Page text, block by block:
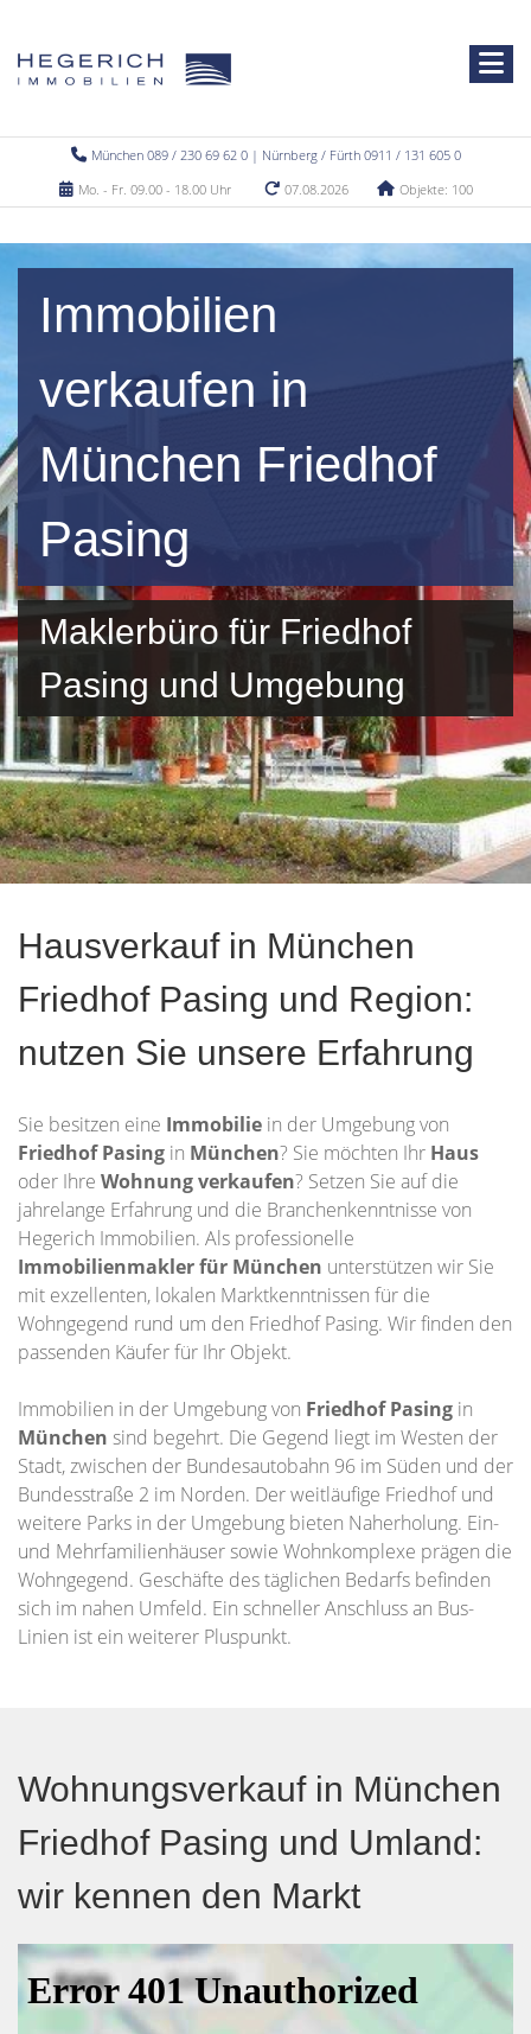
München 089 / 230 69 62 0 | Nürnberg / Fürth 0911 / 131 605 0
Mo. - Fr. 09.00 - 18.00 Uhr
07.08.2026 Objekte: 100
Immobilien
verkaufen in
München Friedhof
Pasing
Maklerbüro für Friedhof
Pasing und Umgebung
Hausverkauf in München
Friedhof Pasing und Region:
nutzen Sie unsere Erfahrung
Sie besitzen eine Immobilie in der Umgebung von
Friedhof Pasing in München? Sie möchten Ihr Haus
oder Ihre Wohnungverkaufen? Setzen Sie auf die
jahrelange Erfahrung und die Branchenkenntnisse von
Hegerich Immobilien. Als professionelle
Immobilienmakler für München unterstützen wir Sie
mit exzellenten, lokalen Marktkenntnissen für die
Wohngegend rund um den Friedhof Pasing. Wir finden den
passenden Käufer für Ihr Objekt.
Immobilien in der Umgebung von Friedhof Pasing in
München sind begehrt. Die Gegend liegt im Westen der
Stadt, zwischen der Bundesautobahn 96 im Süden und der
Bundesstraße 2 im Norden. Der weitläufige Friedhof und
weitere Parks in der Umgebung bieten Naherholung. Ein-
und Mehrfamilienhäuser sowie Wohnkomplexe prägen die
Wohngegend. Geschäfte des täglichen Bedarfs befinden
sich im nahen Umfeld. Ein schneller Anschluss an Bus-
Linien ist ein weiterer Pluspunkt.
Wohnungsverkauf in München
Friedhof Pasing und Umland:
wir kennen den Markt